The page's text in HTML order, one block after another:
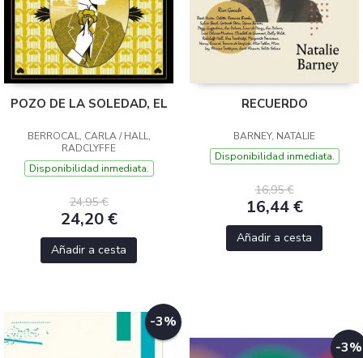
POZO DE LA SOLEDAD, EL
BERROCAL, CARLA / HALL,
RADCLYFFE
Disponibilidad inmediata.
24,95 €
24,20 €
Añadir a cesta
RECUERDO
BARNEY, NATALIE
Disponibilidad inmediata.
16,95 €
16,44 €
Añadir a cesta
-3%
-3%